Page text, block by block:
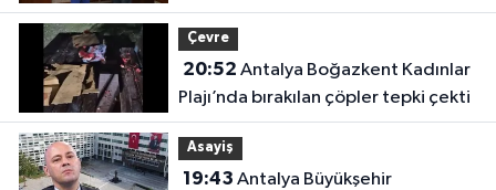
davet
Çevre
20:52
Plajı’nda bırakılan çöpler tepki çekti
Asayiş
19:43